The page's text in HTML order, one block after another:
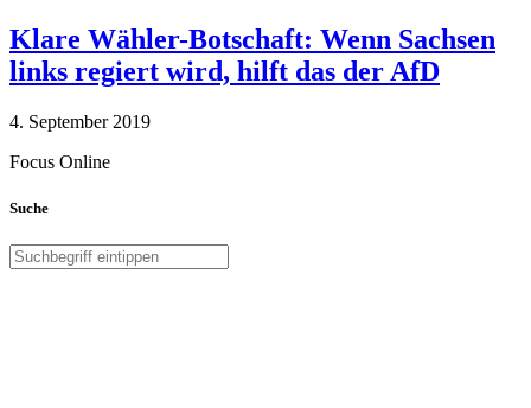
Klare Wähler-Botschaft: Wenn Sachsen
links regiert wird, hilft das der AfD
4. September 2019
Focus Online
Suche